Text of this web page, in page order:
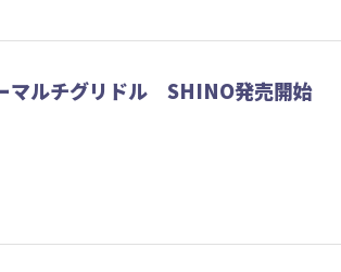
ルチグリドル SHINO発売開始